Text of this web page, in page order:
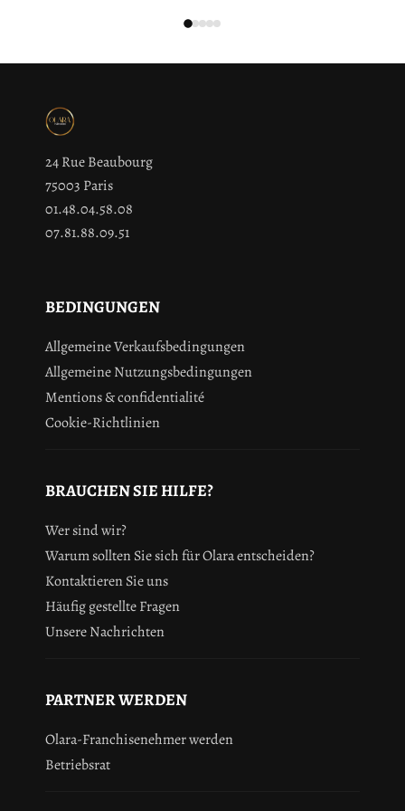
24 Rue Beaubourg
75003 Paris
01.48.04.58.08
07.81.88.09.51
BEDINGUNGEN
Allgemeine Verkaufsbedingungen
Allgemeine Nutzungsbedingungen
Mentions & confidentialité
Cookie-Richtlinien
BRAUCHEN SIE HILFE?
Wer sind wir?
Warum sollten Sie sich für Olara entscheiden?
Kontaktieren Sie uns
Häufig gestellte Fragen
Unsere Nachrichten
PARTNER WERDEN
Olara-Franchisenehmer werden
Betriebsrat